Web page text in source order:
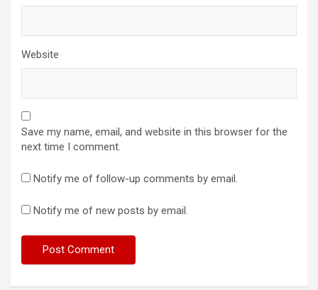
Website
Save my name, email, and website in this browser for the
next time I comment.
Notify me of follow-up comments by email.
Notify me of new posts by email.